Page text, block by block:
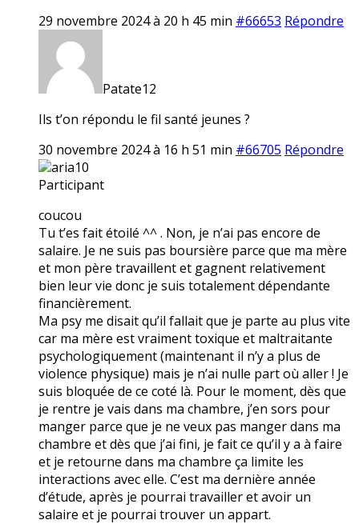
29 novembre 2024 à 20 h 45 min #66653 Répondre
Patate12
Ils t’on répondu le fil santé jeunes ?
30 novembre 2024 à 16 h 51 min #66705 Répondre
aria10
Participant
coucou
Tu t’es fait étoilé ^^ . Non, je n’ai pas encore de
salaire. Je ne suis pas boursière parce que ma mère
et mon père travaillent et gagnent relativement
bien leur vie donc je suis totalement dépendante
financièrement.
Ma psy me disait qu’il fallait que je parte au plus vite
car ma mère est vraiment toxique et maltraitante
psychologiquement (maintenant il n’y a plus de
violence physique) mais je n’ai nulle part où aller ! Je
suis bloquée de ce coté là. Pour le moment, dès que
je rentre je vais dans ma chambre, j’en sors pour
manger parce que je ne veux pas manger dans ma
chambre et dès que j’ai fini, je fait ce qu’il y a à faire
et je retourne dans ma chambre ça limite les
interactions avec elle. C’est ma dernière année
d’étude, après je pourrai travailler et avoir un
salaire et je pourrai trouver un appart.